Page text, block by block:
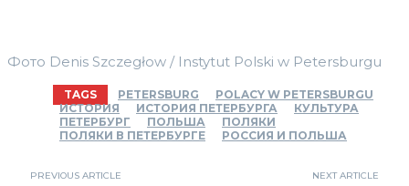
Фото Denis Szczegłow / Instytut Polski w Petersburgu
TAGS PETERSBURG
POLACY W PETERSBURGU
ИСТОРИЯ
ИСТОРИЯ ПЕТЕРБУРГА
КУЛЬТУРА
ПЕТЕРБУРГ
ПОЛЬША
ПОЛЯКИ
ПОЛЯКИ В ПЕТЕРБУРГЕ
РОССИЯ И ПОЛЬША
PREVIOUS ARTICLE NEXT ARTICLE